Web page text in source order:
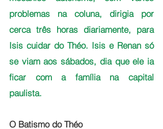
problemas na coluna, dirigia por
cerca três horas diariamente, para
Isis cuidar do Théo. Isis e Renan só
se viam aos sábados, dia que ele ia
ficar com a família na capital
paulista.
O Batismo do Théo